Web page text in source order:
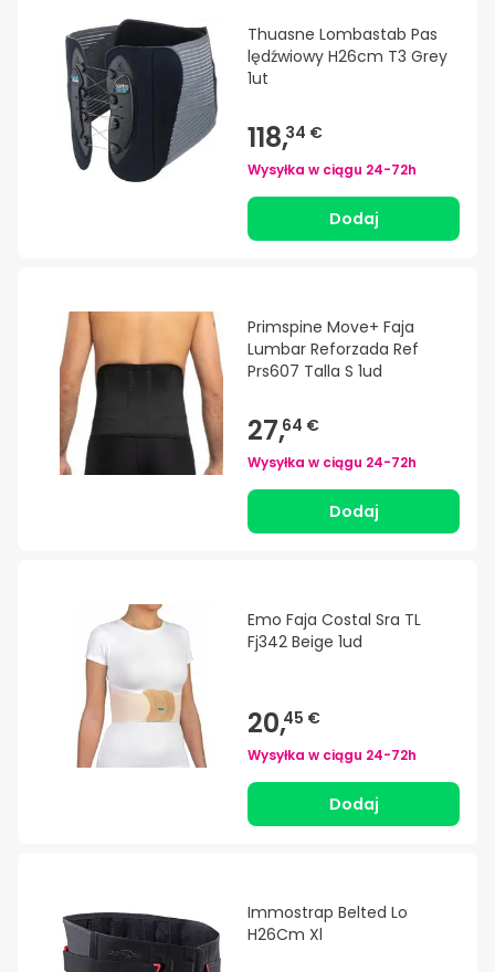
Thuasne Lombastab Pas
lędźwiowy H26cm T3 Grey
1ut
118,34 €
Wysyłka w ciągu 24-72h
Dodaj
Primspine Move+ Faja
Lumbar Reforzada Ref
Prs607 Talla S 1ud
27,64 €
Wysyłka w ciągu 24-72h
Dodaj
Emo Faja Costal Sra TL
Fj342 Beige 1ud
20,45 €
Wysyłka w ciągu 24-72h
Dodaj
Immostrap Belted Lo
H26Cm Xl